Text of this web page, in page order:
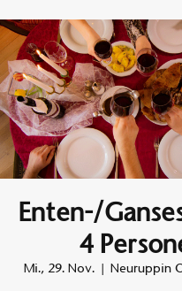
Enten-/
4
Mi., 29. Nov.
  |
Neuruppin